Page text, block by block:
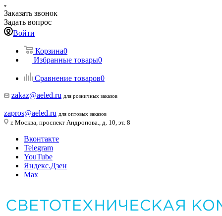
Заказать звонок
Задать вопрос
Войти
Корзина0
Избранные товары0
Сравнение товаров0
zakaz@aeled.ru для розничных заказов
zapros@aeled.ru для оптовых заказов
г. Москва, проспект Андропова., д. 10, эт. 8
Вконтакте
Telegram
YouTube
Яндекс.Дзен
Max